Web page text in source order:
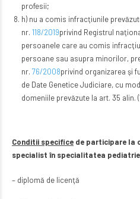
profesii;
h) nu a comis infracţiunile
nr. 118/2019privind Registrul
persoanele care au comis
persoane sau asupra minorilor,
nr. 76/2008privind organizarea şi
de Date Genetice Judiciare, cu
domeniile prevăzute la art. 35 alin.
Conditii specifice de participare la
specialist în specialitatea
– diplomă de licenţă